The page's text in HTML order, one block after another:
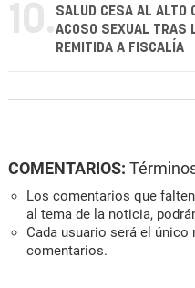
10. SALUD CESA AL ALTO
ACOSO SEXUAL TRAS
REMITIDA A FISCALÍA
COMENTARIOS:
Los comentarios que
al tema de la noticia,
Cada usuario será el único
comentarios.